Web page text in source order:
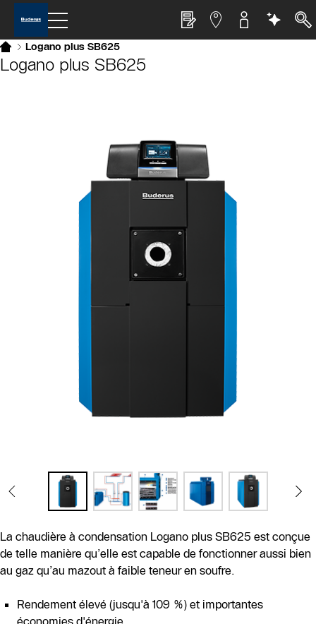
Logano plus SB625
Logano plus SB625
La chaudière à condensation Logano plus SB625 est conçue
de telle manière qu’elle est capable de fonctionner aussi bien
au gaz qu’au mazout à faible teneur en soufre.
Rendement élevé (jusqu'à 109 %) et importantes
économies d'énergie